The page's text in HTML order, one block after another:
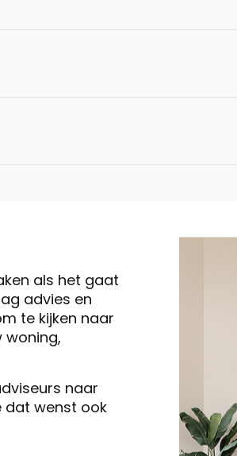
als het gaat
advies en
te kijken naar
woning,
naar
dat wenst ook